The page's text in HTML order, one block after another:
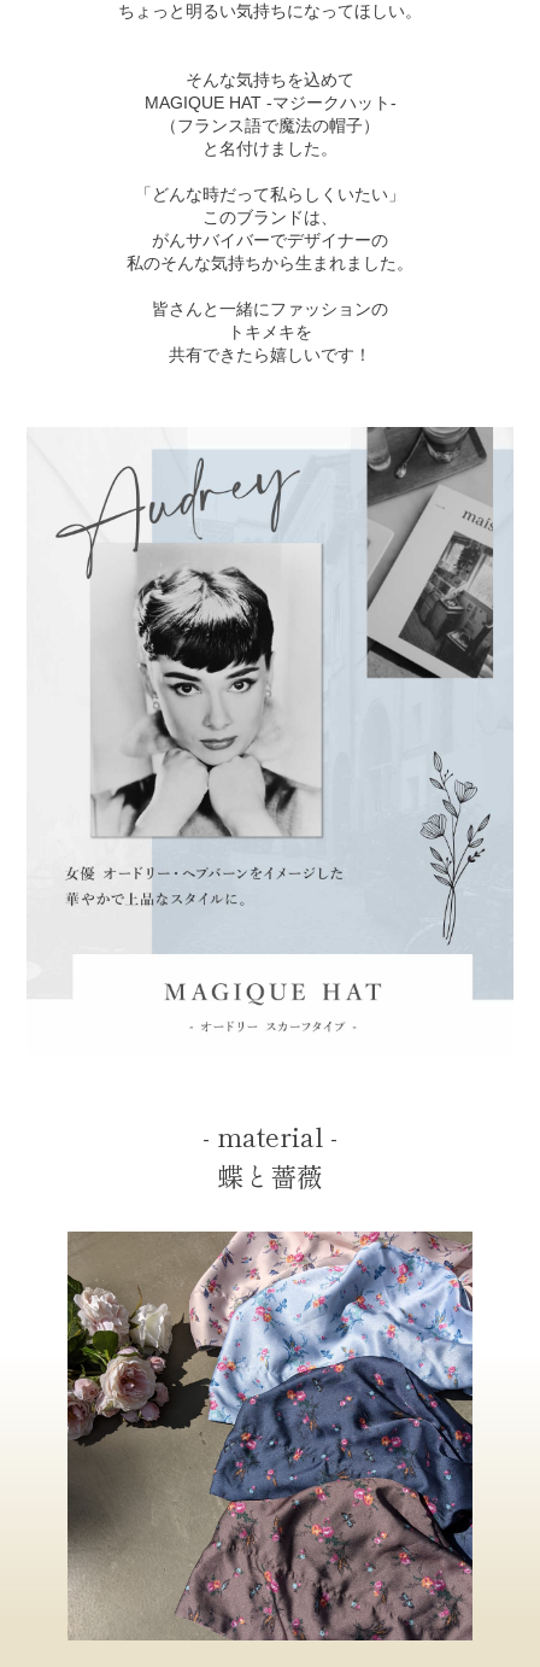
ちょっと明るい気持ちになってほしい。
そんな気持ちを込めて
MAGIQUE HAT -マジークハット-
（フランス語で魔法の帽子）
と名付けました。
「どんな時だって私らしくいたい」
このブランドは、
がんサバイバーでデザイナーの
私のそんな気持ちから生まれました。
皆さんと一緒にファッションの
トキメキを
共有できたら嬉しいです！
- material -
蝶と薔薇